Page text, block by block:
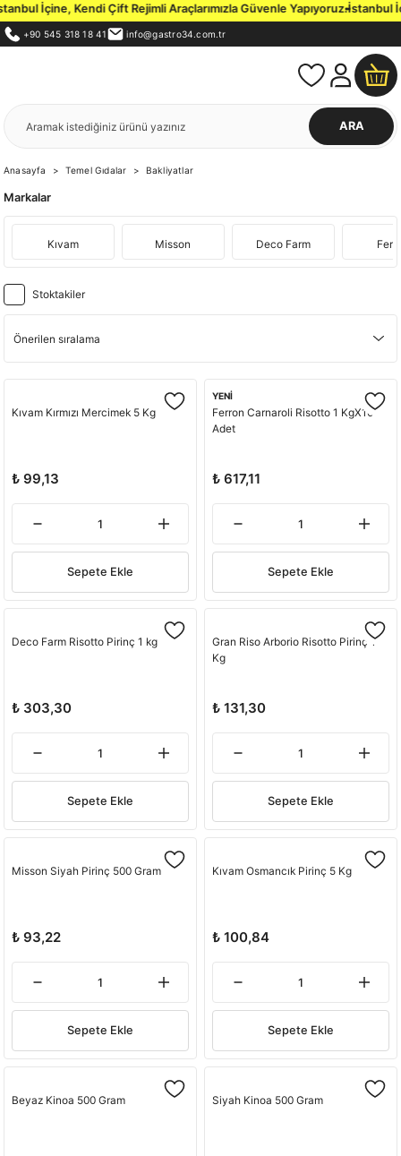
İçine, Kendi Çift Rejimli Araçlarımızla Güvenle Yapıyoruz.İstanbul İçi
+90 545 318 18 41 info@gastro34.com.tr
ARA
Anasayfa Temel Gıdalar Bakliyatlar
Markalar
Kıvam Misson Deco Farm
Stoktakiler
Kıvam Kırmızı Mercimek 5 Kg
₺ 99,13
Sepete Ekle
YENİ
Ferron Carnaroli Risotto 1 KgX10
Adet
₺ 617,11
Sepete Ekle
Deco Farm Risotto Pirinç 1 kg
₺ 303,30
Sepete Ekle
Gran Riso Arborio Risotto Pirinç 1
Kg
₺ 131,30
Sepete Ekle
Misson Siyah Pirinç 500 Gram
₺ 93,22
Sepete Ekle
Kıvam Osmancık Pirinç 5 Kg
₺ 100,84
Sepete Ekle
Beyaz Kinoa 500 Gram Siyah Kinoa 500 Gram